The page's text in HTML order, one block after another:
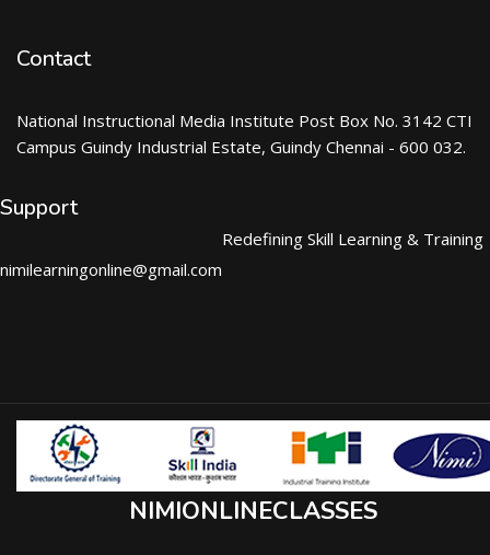
Contact
National Instructional Media Institute Post Box No. 3142 CTI
Campus Guindy Industrial Estate, Guindy Chennai - 600 032.
Support
nimilearningonline@gmail.com
Redefining Skill Learning & Training
NIMIONLINECLASSES